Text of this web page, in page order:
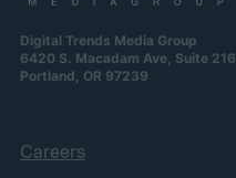
Digital Trends Media Group
6420 S. Macadam Ave, Suite 216
Portland, OR 97239
Careers